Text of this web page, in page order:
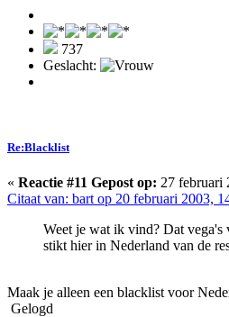
737
Geslacht:
Re:Blacklist
« Reactie #11 Gepost op: 27 februari
Citaat van: bart op 20 februari 2003,
Weet je wat ik vind? Dat vega's
stikt hier in Nederland van de
Maak je alleen een blacklist voor
Gelogd